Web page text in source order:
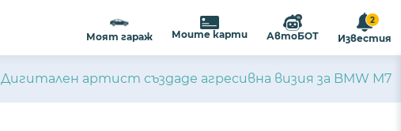
Моят гараж Моите карти АвтоБОТ
2
Известия
Дигитален артист създаде агресивна визия за BMW M7